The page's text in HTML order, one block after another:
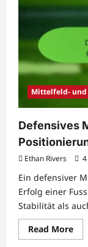
Mittelfeld-
Defensives
Ethan Rivers
Ein defensiver
Erfolg einer
Stabilität als
Read MoreRead